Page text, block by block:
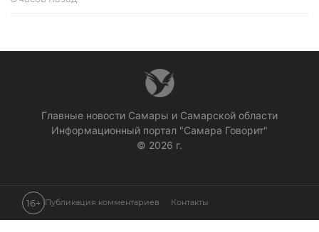
Главные новости Самары и Самарской области
Информационный портал "Самара Говорит"
© 2026 г.
16+ Публикация комментариев Контакты